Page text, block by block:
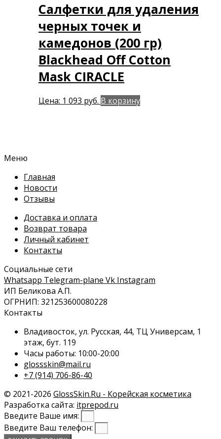
Салфетки для удаления
черных точек и
камедонов (200 гр)
Blackhead Off Cotton
Mask CIRACLE
Цена: 1 093 руб. В корзину
Меню
Главная
Новости
Отзывы
Доставка и оплата
Возврат товара
Личный кабинет
Контакты
Социальные сети
Whatsapp Telegram-plane Vk Instagram
ИП Беликова А.П.
ОГРНИП: 321253600080228
Контакты
Владивосток, ул. Русская, 44, ТЦ Универсам, 1
этаж, бут. 119
Часы работы: 10:00-20:00
glossskin@mail.ru
+7 (914) 706-86-40
© 2021-2026 GlossSkin.Ru - Корейская косметика
Разработка сайта: itprepod.ru
Введите Ваше имя:
Введите Ваш телефон: